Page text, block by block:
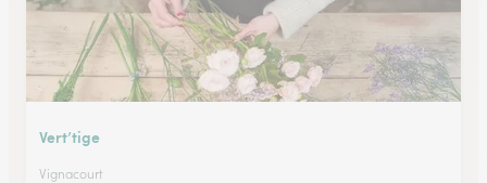
Vert’tige
Vignacourt